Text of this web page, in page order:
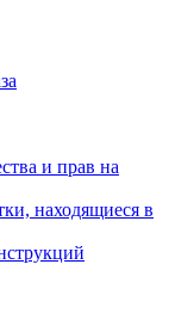
и прав на
находящиеся в